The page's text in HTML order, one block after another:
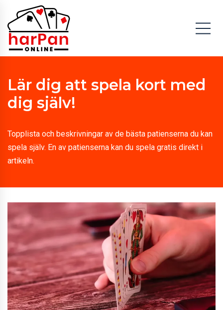
Lär dig att spela kort med
dig själv!
Topplista och beskrivningar av de bästa patienserna du kan
spela själv. En av patienserna kan du spela gratis direkt i
artikeln.